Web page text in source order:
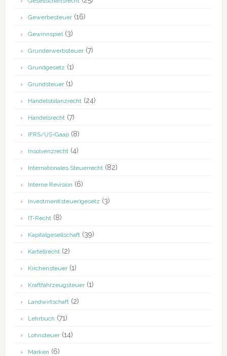
Gewerbesteuer(16)
Gewinnspiel (3)
Grunderwerbsteuer(7)
Grundgesetz (1)
Grundsteuer(1)
Handelsbilanzrecht(24)
Handelsrecht(7)
IFRS/US-Gaap(8)
Insolvenzrecht(4)
Internationales Steuerrecht(82)
Interne Revision (6)
Investment(steuer)gesetz (3)
IT-Recht(8)
Kapitalgesellschaft(39)
Kartellrecht(2)
Kirchensteuer(1)
Kraftfahrzeugsteuer(1)
Landwirtschaft(2)
Lehrbuch (71)
Lohnsteuer(14)
Marken (6)